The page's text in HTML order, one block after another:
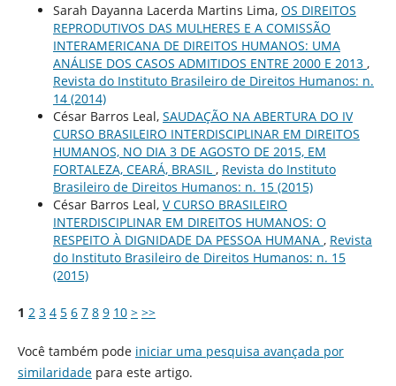
Sarah Dayanna Lacerda Martins Lima, OS DIREITOS
REPRODUTIVOS DAS MULHERES E A COMISSÃO
INTERAMERICANA DE DIREITOS HUMANOS: UMA
ANÁLISE DOS CASOS ADMITIDOS ENTRE 2000 E 2013 ,
Revista do Instituto Brasileiro de Direitos Humanos: n.
14 (2014)
César Barros Leal, SAUDAÇÃO NA ABERTURA DO IV
CURSO BRASILEIRO INTERDISCIPLINAR EM DIREITOS
HUMANOS, NO DIA 3 DE AGOSTO DE 2015, EM
FORTALEZA, CEARÁ, BRASIL , Revista do Instituto
Brasileiro de Direitos Humanos: n. 15 (2015)
César Barros Leal, V CURSO BRASILEIRO
INTERDISCIPLINAR EM DIREITOS HUMANOS: O
RESPEITO À DIGNIDADE DA PESSOA HUMANA , Revista
do Instituto Brasileiro de Direitos Humanos: n. 15
(2015)
1 2 3 4 5 6 7 8 9 10 > >>
Você também pode iniciar uma pesquisa avançada por
similaridadepara este artigo.